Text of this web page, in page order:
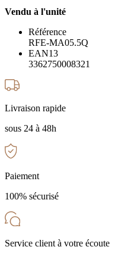
Vendu à l'unité
Référence
RFE-MA05.5Q
EAN13
3362750008321
Livraison rapide
sous 24 à 48h
Paiement
100% sécurisé
Service client à votre écoute